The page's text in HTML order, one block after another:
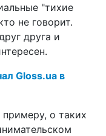
"тихие
не говорит.
друга и
Gloss.ua в
о таких